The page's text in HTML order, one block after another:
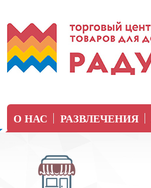
О НАС РАЗВЛЕЧЕНИЯ